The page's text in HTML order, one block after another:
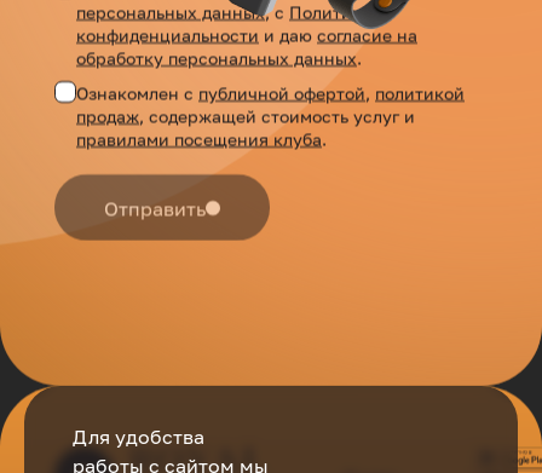
персональных данных, с Политикой
конфиденциальности и даю согласие на
обработку персональных данных.
Ознакомлен с публичной офертой, политикой
продаж, содержащей стоимость услуг и
правилами посещения клуба.
Отправить
Для удобства
работы с сайтом мы